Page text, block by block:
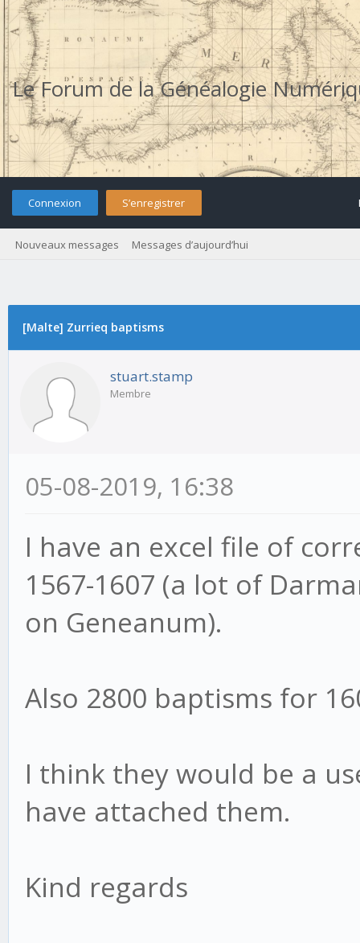
Le Forum de la Généalogie
Connexion S’enregistrer
Nouveaux messages Messages d’aujourd’hui
[Malte] Zurrieq baptisms
stuart.stamp
Membre
05-08-2019, 16:38
I have an excel file of
1567-1607 (a lot of
on Geneanum).
Also 2800 baptisms for
I think they would be a
have attached them.
Kind regards